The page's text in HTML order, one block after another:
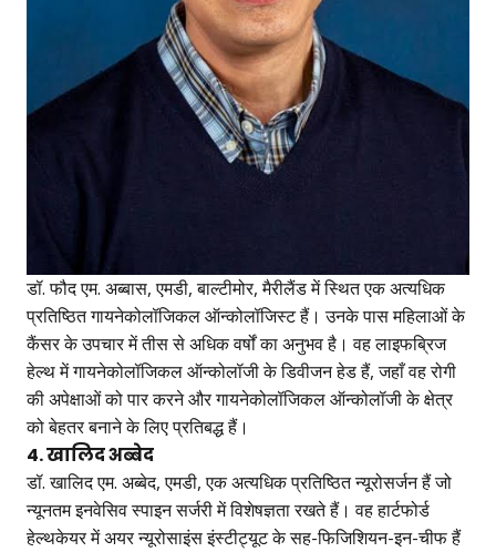
डॉ. फौद एम. अब्बास, एमडी, बाल्टीमोर, मैरीलैंड में स्थित एक अत्यधिक
प्रतिष्ठित गायनेकोलॉजिकल ऑन्कोलॉजिस्ट हैं। उनके पास महिलाओं के
कैंसर के उपचार में तीस से अधिक वर्षों का अनुभव है। वह लाइफब्रिज
हेल्थ में गायनेकोलॉजिकल ऑन्कोलॉजी के डिवीजन हेड हैं, जहाँ वह रोगी
की अपेक्षाओं को पार करने और गायनेकोलॉजिकल ऑन्कोलॉजी के क्षेत्र
को बेहतर बनाने के लिए प्रतिबद्ध हैं।
4. खालिद अब्बेद
डॉ. खालिद एम. अब्बेद, एमडी, एक अत्यधिक प्रतिष्ठित न्यूरोसर्जन हैं जो
न्यूनतम इनवेसिव स्पाइन सर्जरी में विशेषज्ञता रखते हैं। वह हार्टफोर्ड
हेल्थकेयर में अयर न्यूरोसाइंस इंस्टीट्यूट के सह-फिजिशियन-इन-चीफ हैं